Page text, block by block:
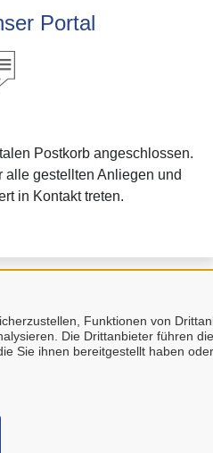
Funktionen von
Die Drittanbieter führen
Sie ihnen bereitgestellt haben
Portal
Postkorb angeschlossen.
gestellten Anliegen und
in Kontakt treten.